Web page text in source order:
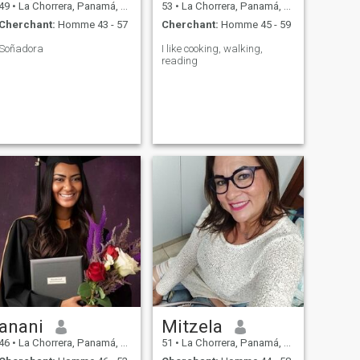
• La Chorrera, Panamá, Paname
Cherchant: Homme 43 - 57
53 • La Chorrera, Panamá, Paname
Cherchant: Homme 45 - 59
I like cooking, walking,
reading
anani
• La Chorrera, Panamá, Paname
Mitzela
51 • La Chorrera, Panamá, Paname